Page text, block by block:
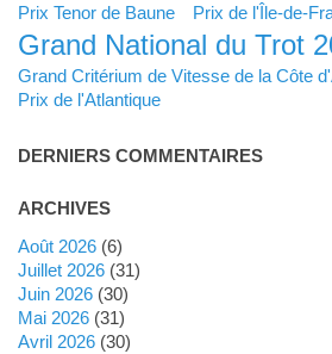
Prix Tenor de Baune Prix de l'Île-de-
Grand National du Trot
Grand Critérium de Vitesse de la Côte
Prix de l'Atlantique
DERNIERS COMMENTAIRES
ARCHIVES
août 2026(6)
juillet 2026(31)
juin 2026(30)
mai 2026(31)
avril 2026(30)